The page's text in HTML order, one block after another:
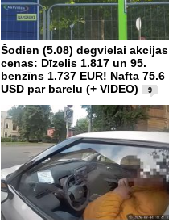
Šodien (5.08) degvielai akcijas
cenas: Dīzelis 1.817 un 95.
benzīns 1.737 EUR! Nafta 75.6
USD par barelu (+ VIDEO)
9